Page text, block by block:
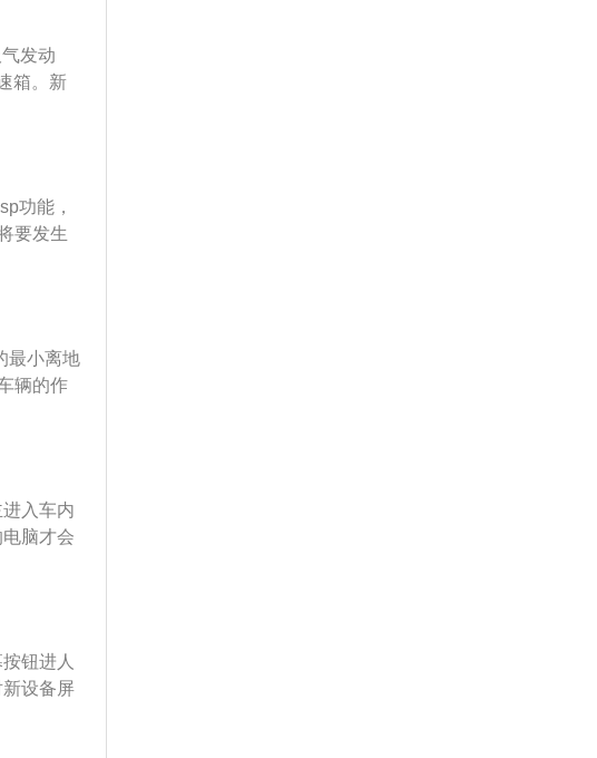
发动
箱。新
4609毫
结构为
功能，
要发生
止翻车
用全新
最小离地
辆的作
辆的底
野车一
底盘；
时，车
，保护
入车内
脑才会
辆了。
以及昂
新雅
上市不
来的英
的才能
钮进人
设备屏
新君